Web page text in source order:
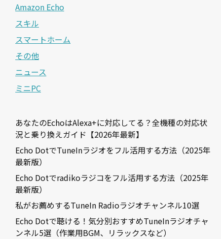
Amazon Echo
スキル
スマートホーム
その他
ニュース
ミニPC
あなたのEchoはAlexa+に対応してる？全機種の対応状
況と乗り換えガイド【2026年最新】
Echo DotでTuneInラジオをフル活用する方法（2025年
最新版）
Echo Dotでradikoラジコをフル活用する方法（2025年
最新版）
私がお薦めするTuneIn Radioラジオチャンネル10選
Echo Dotで聴ける！気分別おすすめTuneInラジオチャ
ンネル5選（作業用BGM、リラックスなど）